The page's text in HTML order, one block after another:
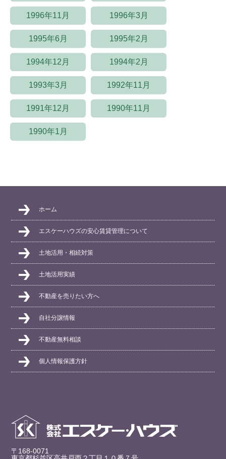
1996年11月 1996年3月
1995年6月 1995年2月
1994年12月 1994年2月
1993年3月 1992年11月
1991年12月 1990年11月
1990年1月
ホーム
エスケーハウズの安心賃貸管理について
土地活用・相続対策
土地活用実績
不動産を売りたい方へ
自社分譲情報
不動産無料相談
個人情報保護方針
〒168-0071